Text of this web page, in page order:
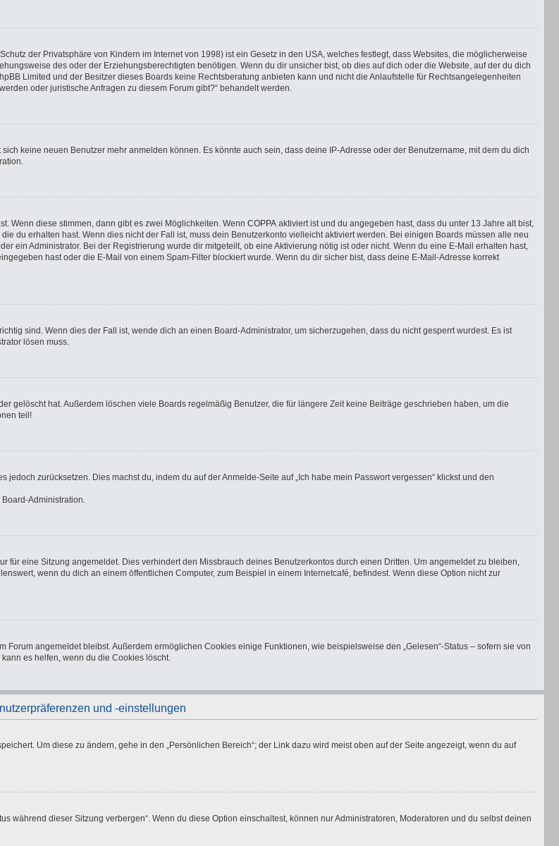
der Privatsphäre von Kindern im Internet von 1998) ist ein Gesetz in den USA, welches festlegt, dass Websites, die möglicherweise
des oder der Erziehungsberechtigten benötigen. Wenn du dir unsicher bist, ob dies auf dich oder die Website, auf der du dich
Limited und der Besitzer dieses Boards keine Rechtsberatung anbieten kann und nicht die Anlaufstelle für Rechtsangelegenheiten
oder juristische Anfragen zu diesem Forum gibt?“ behandelt werden.
keine neuen Benutzer mehr anmelden können. Es könnte auch sein, dass deine IP-Adresse oder der Benutzername, mit dem du dich
Wenn diese stimmen, dann gibt es zwei Möglichkeiten. Wenn COPPA aktiviert ist und du angegeben hast, dass du unter 13 Jahre alt bist,
du erhalten hast. Wenn dies nicht der Fall ist, muss dein Benutzerkonto vielleicht aktiviert werden. Bei einigen Boards müssen alle neu
ein Administrator. Bei der Registrierung wurde dir mitgeteilt, ob eine Aktivierung nötig ist oder nicht. Wenn du eine E-Mail erhalten hast,
hast oder die E-Mail von einem Spam-Filter blockiert wurde. Wenn du dir sicher bist, dass deine E-Mail-Adresse korrekt
sind. Wenn dies der Fall ist, wende dich an einen Board-Administrator, um sicherzugehen, dass du nicht gesperrt wurdest. Es ist
lösen muss.
gelöscht hat. Außerdem löschen viele Boards regelmäßig Benutzer, die für längere Zeit keine Beiträge geschrieben haben, um die
teil!
zurücksetzen. Dies machst du, indem du auf der Anmelde-Seite auf „Ich habe mein Passwort vergessen“ klickst und den
Administration.
für eine Sitzung angemeldet. Dies verhindert den Missbrauch deines Benutzerkontos durch einen Dritten. Um angemeldet zu bleiben,
wenn du dich an einem öffentlichen Computer, zum Beispiel in einem Internetcafé, befindest. Wenn diese Option nicht zur
Forum angemeldet bleibst. Außerdem ermöglichen Cookies einige Funktionen, wie beispielsweise den „Gelesen“-Status – sofern sie von
es helfen, wenn du die Cookies löscht.
und -einstellungen
Um diese zu ändern, gehe in den „Persönlichen Bereich“; der Link dazu wird meist oben auf der Seite angezeigt, wenn du auf
während dieser Sitzung verbergen“. Wenn du diese Option einschaltest, können nur Administratoren, Moderatoren und du selbst deinen